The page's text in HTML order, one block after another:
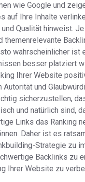
wie Google und
auf Ihre Inhalte
Qualität hinweist.
themenrelevante
wahrscheinlicher ist
besser platziert
Ihrer Website
Autorität und
sicherzustellen,
und natürlich sind,
Links das Ranking
Daher ist es
Strategie zu
Backlinks zu
Ihrer Website zu